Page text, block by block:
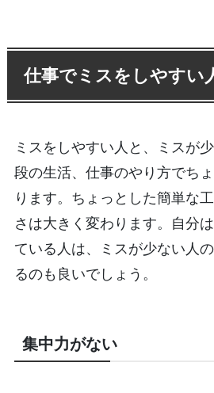
仕事でミスをしやすい
ミスをしやすい人と、ミスが
段の生活、仕事のやり方でち
ります。ちょっとした簡単な
さは大きく変わります。自分
ている人は、ミスが少ない人
るのも良いでしょう。
集中力がない